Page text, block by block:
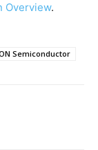
Overview.
Semiconductor